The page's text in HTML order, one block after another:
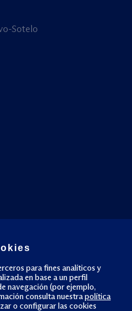
Sotelo
cookies
para fines analíticos y
en base a un perfil
navegación (por ejemplo,
consulta nuestrapolítica
o configurar las cookies